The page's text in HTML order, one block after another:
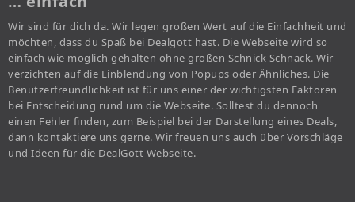
Wir sind für dich da. Wir legen großen Wert auf die Einfachheit und
möchten, dass du Spaß bei Dealgott hast. Die Webseite wird so
einfach wie möglich gehalten ohne großen Schnick Schnack. Wir
verzichten auf die Einblendung von Popups oder Ähnliches. Die
Benutzerfreundlichkeit ist für uns einer der wichtigsten Faktoren
bei Entscheidung rund um die Webseite. Solltest du dennoch
einen Fehler finden, zum Beispiel bei der Darstellung eines Deals,
dann kontaktiere uns gerne. Wir freuen uns auch über Vorschläge
und Ideen für die DealGott Webseite.